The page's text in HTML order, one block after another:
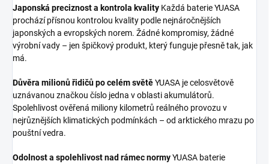
Japonská preciznost a kontrola kvality Každá baterie YUASA
prochází přísnou kontrolou kvality podle nejnáročnějších
japonských a evropských norem. Žádné kompromisy, žádné
výrobní vady – jen špičkový produkt, který funguje přesně tak, jak
má.
Důvěra milionů řidičů po celém světěYUASA je celosvětově
uznávanou značkou číslo jedna v oblasti akumulátorů.
Spolehlivost ověřená miliony kilometrů reálného provozu v
nejrůznějších klimatických podmínkách – od arktického mrazu po
pouštní vedra.
Odolnost a spolehlivost nad rámec normyYUASA baterie